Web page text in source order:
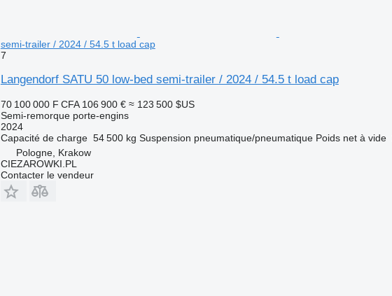
semi-trailer / 2024 / 54.5 t load cap
7
Langendorf SATU 50 low-bed semi-trailer / 2024 / 54.5 t load cap
70 100 000 F CFA 106 900 € ≈ 123 500 $US
Semi-remorque porte-engins
2024
Capacité de charge 54 500 kg Suspension pneumatique/pneumatique Poids net à vide
Pologne, Krakow
CIEZAROWKI.PL
Contacter le vendeur